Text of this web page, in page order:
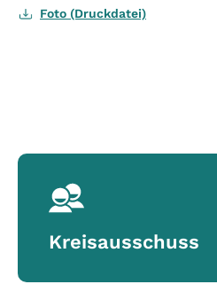
Foto (Druckdatei)
Kreisausschuss